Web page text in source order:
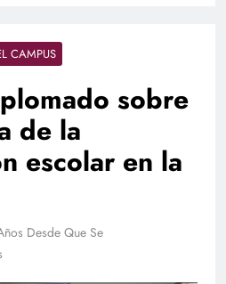
CAMPUS
sobre
de la
escolar en la
Desde Que Se